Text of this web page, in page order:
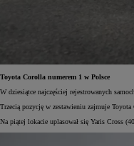
Toyota Corolla numerem 1 w Polsce
W dziesiątce najczęściej rejestrowanych
Trzecią pozycję w zestawieniu zajmuje
Na piątej lokacie uplasował się Yaris Cross